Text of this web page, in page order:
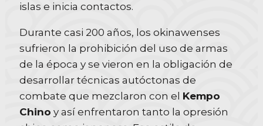
islas e inicia contactos.
Durante casi 200 años, los okinawenses
sufrieron la prohibición del uso de armas
de la época y se vieron en la obligación de
desarrollar técnicas autóctonas de
combate que mezclaron con el Kempo
Chino y así enfrentaron tanto la opresión